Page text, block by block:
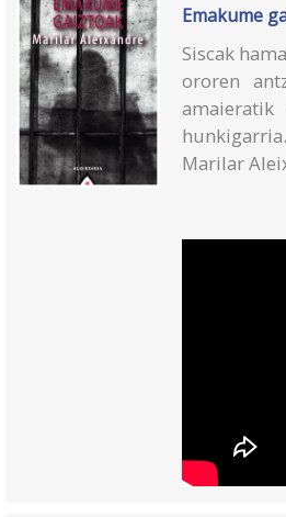
Emakume
Siscak
ororen
Marilar